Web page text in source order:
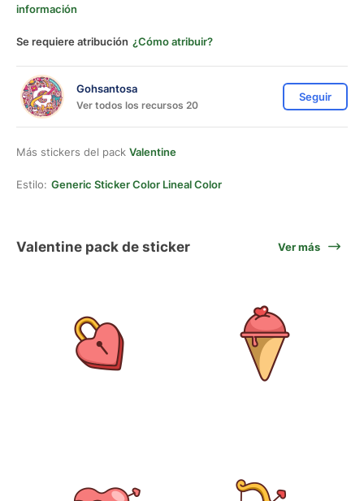
información
Se requiere atribución ¿Cómo atribuir?
Gohsantosa
Ver todos los recursos 20
Seguir
Más stickers del pack Valentine
Estilo: Generic Sticker Color Lineal Color
Valentine pack de sticker Ver más